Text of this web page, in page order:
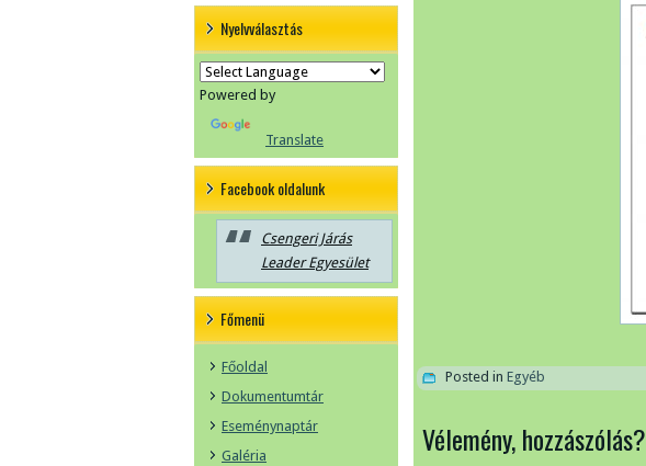
Nyelvválasztás
Powered by
Translate
Facebook oldalunk
Csengeri Járás
Leader Egyesület
Főmenü
Főoldal
Dokumentumtár
Eseménynaptár
Galéria
Posted in Egyéb
Vélemény, hozzászólás?